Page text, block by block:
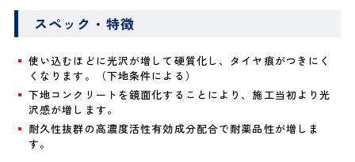
スペック・特徴
使い込むほどに光沢が増して硬質化し、タイヤ痕がつきにく
くなります。（下地条件による）
下地コンクリートを鏡面化することにより、施工当初より光
沢感が増します。
耐久性抜群の高濃度活性有効成分配合で耐薬品性が増しま
す。